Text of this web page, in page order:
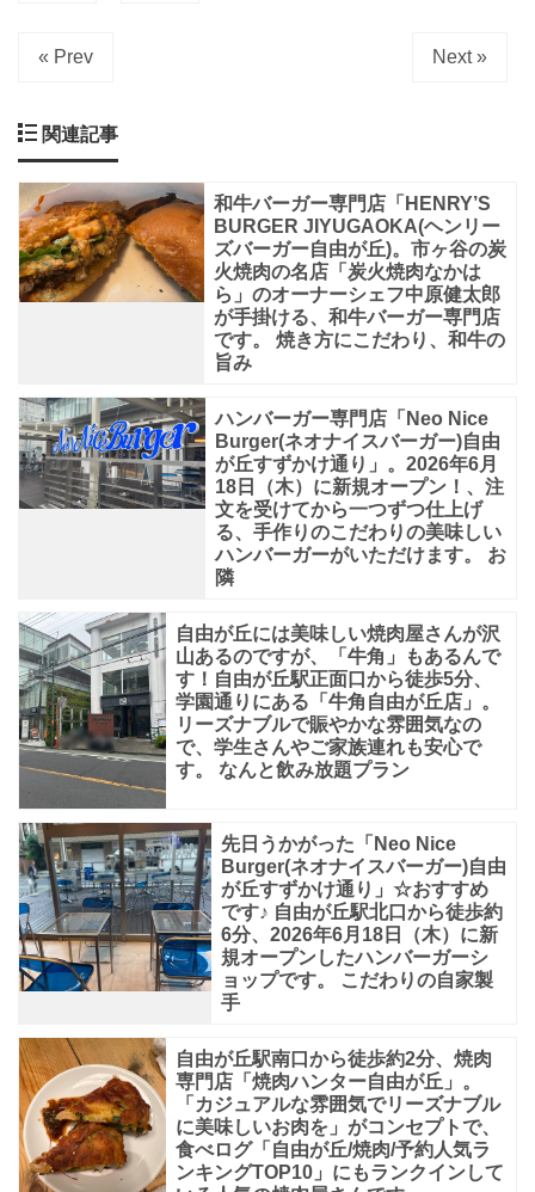
名
「炭
火
焼
肉
な
ら」
の
« Prev Next »
関連記事
和牛バーガー専門店「HENRY’S
BURGER JIYUGAOKA(ヘンリー
ズバーガー自由が丘)。市ヶ谷の炭
火焼肉の名店「炭火焼肉なかは
ら」のオーナーシェフ中原健太郎
が手掛ける、和牛バーガー専門店
です。 焼き方にこだわり、和牛の
旨み
ハンバーガー専門店「Neo Nice
Burger(ネオナイスバーガー)自由
が丘すずかけ通り」。2026年6月
18日（木）に新規オープン！、注
文を受けてから一つずつ仕上げ
る、手作りのこだわりの美味しい
ハンバーガーがいただけます。 お
隣
自由が丘には美味しい焼肉屋さんが沢
山あるのですが、「牛角」もあるんで
す！自由が丘駅正面口から徒歩5分、
学園通りにある「牛角自由が丘店」。
リーズナブルで賑やかな雰囲気なの
で、学生さんやご家族連れも安心で
す。 なんと飲み放題プラン
先日うかがった「Neo Nice
Burger(ネオナイスバーガー)自由
が丘すずかけ通り」☆おすすめ
です♪ 自由が丘駅北口から徒歩約
6分、2026年6月18日（木）に新
規オープンしたハンバーガーシ
ョップです。 こだわりの自家製
手
自由が丘駅南口から徒歩約2分、焼肉
専門店「焼肉ハンター自由が丘」。
「カジュアルな雰囲気でリーズナブル
に美味しいお肉を」がコンセプトで、
食べログ「自由が丘/焼肉/予約人気ラ
ンキングTOP10」にもランクインして